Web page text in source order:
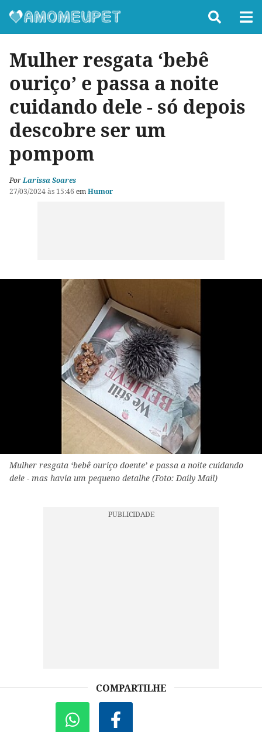
Mulher resgata ‘bebê
ouriço’ e passa a noite
cuidando dele - só depois
descobre ser um
pompom
PorLarissa Soares
27/03/2024 às 15:46 emHumor
Mulher resgata ‘bebê ouriço doente’ e passa a noite cuidando
dele - mas havia um pequeno detalhe (Foto: Daily Mail)
COMPARTILHE